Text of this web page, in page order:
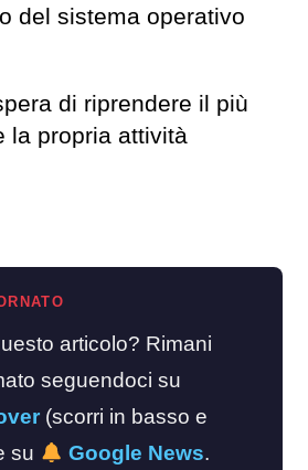
del sistema operativo
di riprendere il più
la propria attività
articolo? Rimani
seguendoci su
(scorri in basso e
su
Google News.